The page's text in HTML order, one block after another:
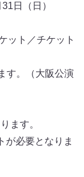
日（日）
ット／チケット
す。（大阪公演
ます。
が必要となりま